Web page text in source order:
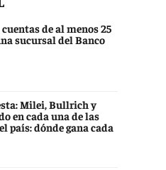
de al menos 25
sucursal del Banco
Milei, Bullrich y
en cada una de las
país: dónde gana cada